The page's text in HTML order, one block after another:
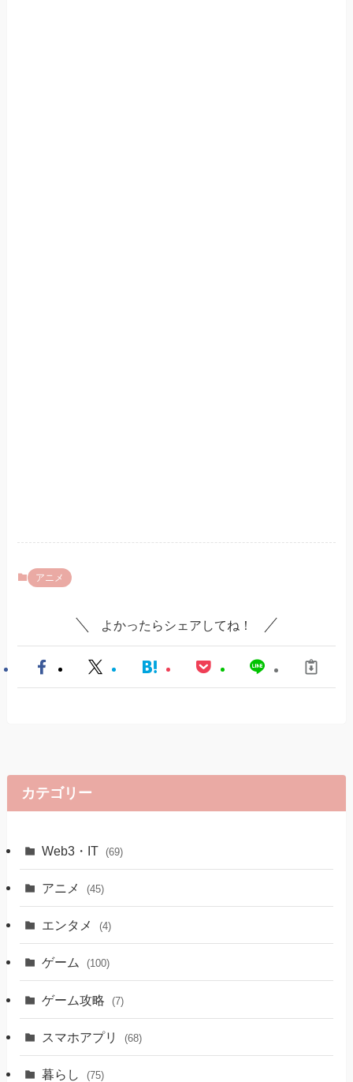
アニメ
よかったらシェアしてね！
カテゴリー
Web3・IT (69)
アニメ (45)
エンタメ (4)
ゲーム (100)
ゲーム攻略 (7)
スマホアプリ (68)
暮らし (75)